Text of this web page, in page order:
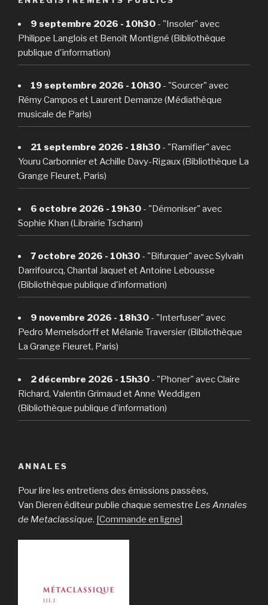
9 septembre 2026 - 10h30 - "Insoler" avec
Philippe Langlois et Benoît Montigné (Bibliothèque
publique d'information)
19 septembre 2026 - 10h30 - "Sourcer" avec
Rémy Campos et Laurent Demanze (Médiathèque
musicale de Paris)
21 septembre 2026 - 18h30 - "Ramifier" avec
Youru Carbonnier et Achille Davy-Rigaux (Bibliothèque La
Grange Fleuret, Paris)
6 octobre 2026 - 19h30 - "Démoniser" avec
Sophie Khan (Librairie Tschann)
7 octobre 2026 - 10h30 - "Bifurquer" avec Sylvain
Darrifourcq, Chantal Jaquet et Antoine Lebousse
(Bibliothèque publique d'information)
9 novembre 2026 - 18h30 - "Interfuser" avec
Pedro Memelsdorff et Mélanie Traversier (Bibliothèque
La Grange Fleuret, Paris)
2 décembre 2026 - 15h30 - "Phoner" avec Claire
Richard, Valentin Grimaud et Anne Weddigen
(Bibliothèque publique d'information)
ANNALES
Pour lire les entretiens des émissions passées,
Van Dieren éditeur publie chaque semestre Les Annales
de Metaclassique. [Commande en ligne]